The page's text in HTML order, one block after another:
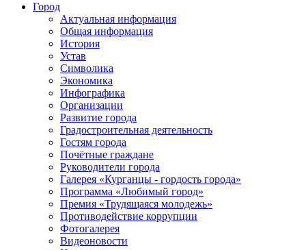
Город
Актуальная информация
Общая информация
История
Устав
Символика
Экономика
Инфографика
Организации
Развитие города
Градостроительная деятельность
Гостям города
Почётные граждане
Руководители города
Галерея «Курганцы - гордость города»
Программа «Любимый город»
Премия «Трудящаяся молодежь»
Противодействие коррупции
Фотогалерея
Видеоновости